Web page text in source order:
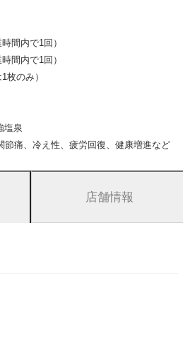
間内で1回）
間内で1回）
枚のみ）
塩泉
節痛、冷え性、疲労回復、健康増進など
店舗情報